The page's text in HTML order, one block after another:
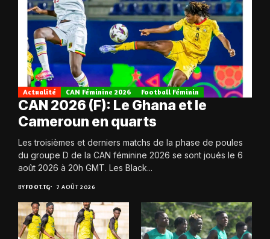
Actualité CAN Féminine 2026 Football Féminin
CAN 2026 (F): Le Ghana et le
Cameroun en quarts
Les troisièmes et derniers matchs de la phase de poules
du groupe D de la CAN féminine 2026 se sont joués le 6
août 2026 à 20h GMT. Les Black...
BYFOOT.TG 7 AOÛT 2026